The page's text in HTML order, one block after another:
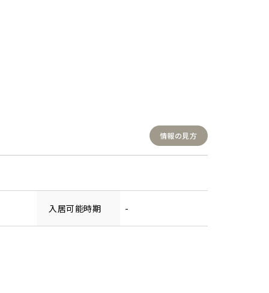
情報の見方
入居可能時期 -